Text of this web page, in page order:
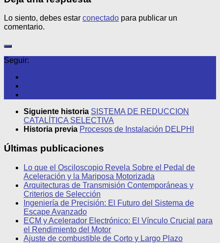
Lo siento, debes estar conectado para publicar un
comentario.
Seguir:
Siguiente historia SISTEMA DE REDUCCION
CATALÍTICA SELECTIVA
Historia previa Procesos de Instalación DELPHI
Últimas publicaciones
Lo que el Osciloscopio Revela Sobre el Pedal de
Aceleración y la Mariposa Motorizada
Arquitecturas de Transmisión Contemporáneas y
Criterios de Selección
Ingeniería de Precisión: El Futuro del Sistema de
Escape Avanzado
ECM y Acelerador Electrónico: El Vínculo Crucial para
el Rendimiento del Motor
Ajuste de combustible de Corto y Largo Plazo